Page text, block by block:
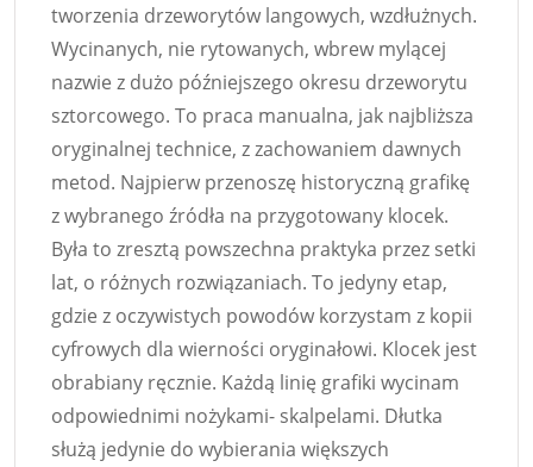
tworzenia drzeworytów langowych, wzdłużnych.
Wycinanych, nie rytowanych, wbrew mylącej
nazwie z dużo późniejszego okresu drzeworytu
sztorcowego. To praca manualna, jak najbliższa
oryginalnej technice, z zachowaniem dawnych
metod. Najpierw przenoszę historyczną grafikę
z wybranego źródła na przygotowany klocek.
Była to zresztą powszechna praktyka przez setki
lat, o różnych rozwiązaniach. To jedyny etap,
gdzie z oczywistych powodów korzystam z kopii
cyfrowych dla wierności oryginałowi. Klocek jest
obrabiany ręcznie. Każdą linię grafiki wycinam
odpowiednimi nożykami- skalpelami. Dłutka
służą jedynie do wybierania większych